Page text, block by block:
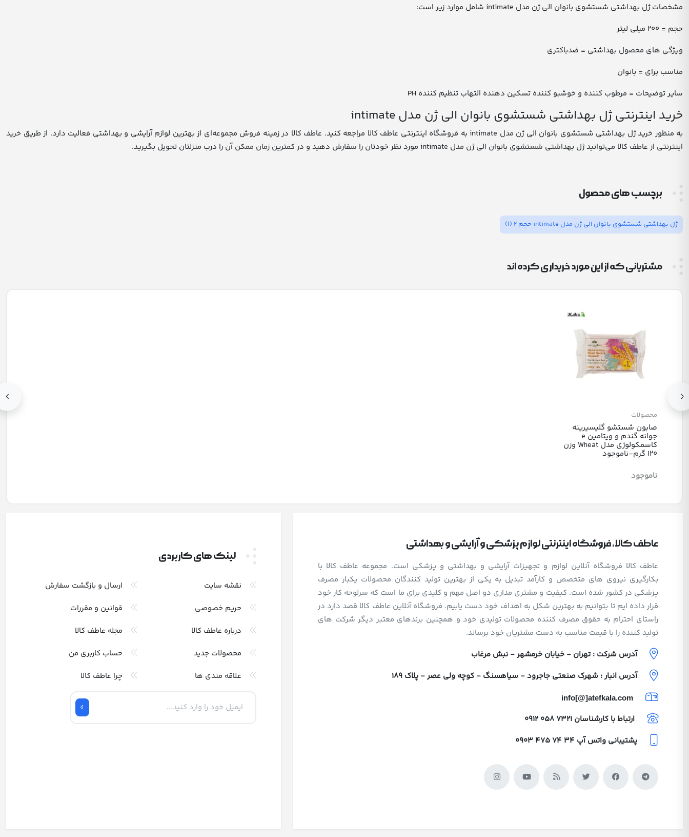
مشخصات ژل بهداشتی شستشوی بانوان الی ژن مدل intimate شامل موارد زیر است:
حجم = 200 میلی لیتر
ویژگی های محصول بهداشتی = ضدباکتری
مناسب برای = بانوان
سایر توضیحات = مرطوب کننده و خوشبو کننده تسکین دهنده التهاب تنظیم کننده PH
خرید اینترنتی ژل بهداشتی شستشوی بانوان الی ژن مدل intimate
به منظور خرید ژل بهداشتی شستشوی بانوان الی ژن مدل intimate به فروشگاه اینترنتی عاطف کالا مراجعه کنید. عاطف کالا در زمینه فروش مجموعه‌ای از بهترین لوازم آرایشی و بهداشتی فعالیت دارد. از طریق خرید
اینترنتی از عاطف کالا می‌توانید ژل بهداشتی شستشوی بانوان الی ژن مدل intimate مورد نظر خودتان را سفارش دهید و در کمترین زمان ممکن آن را درب منزلتان تحویل بگیرید.
برچسب های محصول
ژل بهداشتی شستشوی بانوان الی ژن مدل intimate حجم 2 (1)
مشتریانی که از این مورد خریداری کرده اند
محصولات
صابون شستشو گلیسیرینه
جوانه گندم و ویتامین e
کاسمکولوژی مدل Wheat وزن
120 گرم-ناموجود
ناموجود
عاطف کالا، فروشگاه اینترنتی لوازم پزشکی و آرایشی و بهداشتی
عاطف کالا فروشگاه آنلاین لوازم و تجهیزات آرایشی و بهداشتی و پزشکی است. مجموعه عاطف کالا با
بکارگیری نیروی های متخصص و کارآمد تبدیل به یکی از بهترین تولید کنندگان محصولات یکبار مصرف
پزشکی در کشور شده است. کیفیت و مشتری مداری دو اصل مهم و کلیدی برای ما است که سرلوحه کار خود
قرار داده ایم تا بتوانیم به بهترین شکل به اهداف خود دست یابیم. فروشگاه آنلاین عاطف کالا قصد دارد در
راستای احترام به حقوق مصرف کننده محصولات تولیدی خود و همچنین برندهای معتبر دیگر شرکت های
تولید کننده را با قیمت مناسب به دست مشتریان خود برساند.
آدرس شرکت : تهران - خیابان خرمشهر - نبش مرغاب
آدرس انبار : شهرک صنعتی جاجرود - سیاهسنگ - کوچه ولی عصر - پلاک 189
info[@]atefkala.com
ارتباط با کارشناسان 0912 058 7321
پشتیبانی واتس آپ 0903 475 74 34
لینک های کاربردی
نقشه سایت
ارسال و بازگشت سفارش
حریم خصوصی
قوانین و مقررات
درباره عاطف کالا
مجله عاطف کالا
محصولات جدید
حساب کاربری من
علاقه مندی ها
چرا عاطف کالا